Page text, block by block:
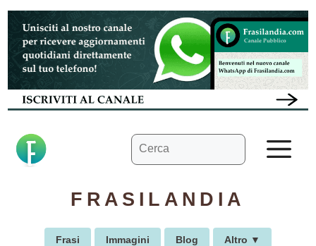
Vai
contenuto
Ricerca
per:
FRASILANDIA
Frasi Immagini Blog Altro ▼